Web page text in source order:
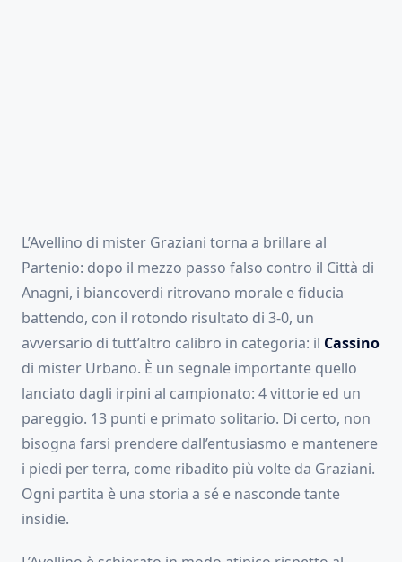
L’Avellino di mister Graziani torna a brillare al
Partenio: dopo il mezzo passo falso contro il Città di
Anagni, i biancoverdi ritrovano morale e fiducia
battendo, con il rotondo risultato di 3-0, un
avversario di tutt’altro calibro in categoria: il Cassino
di mister Urbano. È un segnale importante quello
lanciato dagli irpini al campionato: 4 vittorie ed un
pareggio. 13 punti e primato solitario. Di certo, non
bisogna farsi prendere dall’entusiasmo e mantenere
i piedi per terra, come ribadito più volte da Graziani.
Ogni partita è una storia a sé e nasconde tante
insidie.